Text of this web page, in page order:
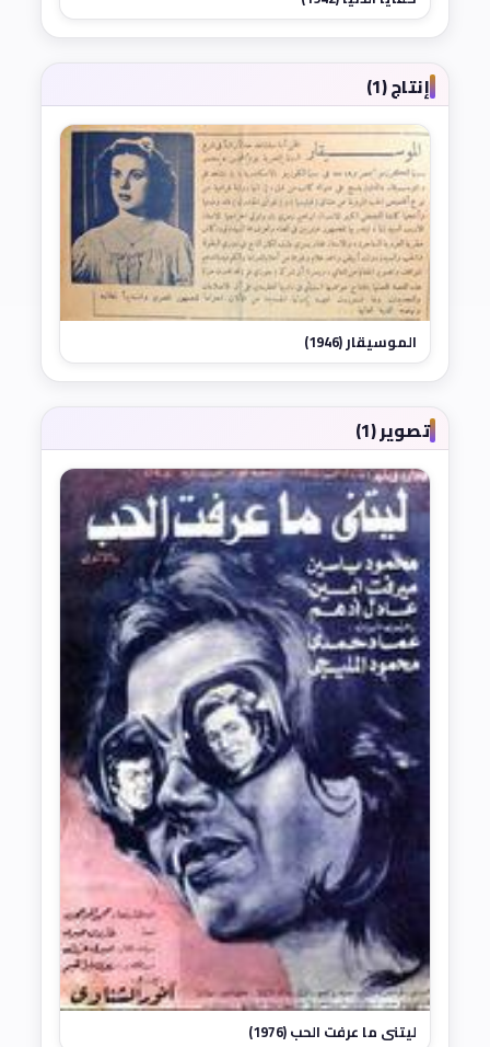
إنتاج (1)
الموسيقار (1946)
تصوير (1)
ليتني ما عرفت الحب (1976)